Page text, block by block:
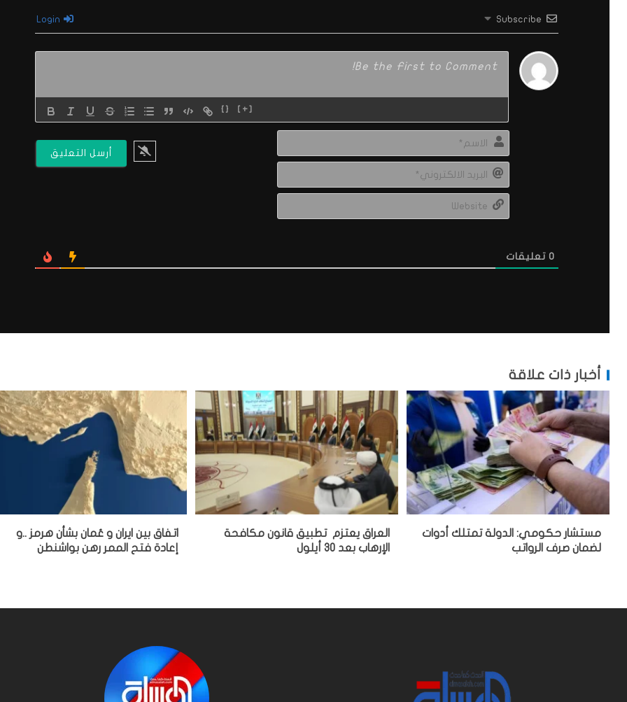
Subscribe
{} [+]
الاسم*
البريد
Website
0 تعليقات
أخبار ذات علاقة
مستشار حكومي: الدولة تمتلك أدوات
لضمان صرف الرواتب
العراق يعتزم تطبيق قانون مكافحة
الإرهاب بعد 30 أيلول
اتفاق بين ايران و عُمان بشأن هرمز ..و
إعادة فتح الممر رهن بواشنطن